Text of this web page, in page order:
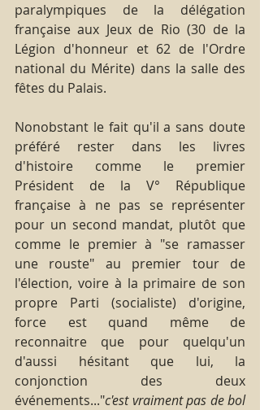
paralympiques de la délégation
française aux Jeux de Rio (30 de la
Légion d'honneur et 62 de l'Ordre
national du Mérite) dans la salle des
fêtes du Palais.
Nonobstant le fait qu'il a sans doute
préféré rester dans les livres
d'histoire comme le premier
Président de la V° République
française à ne pas se représenter
pour un second mandat, plutôt que
comme le premier à "se ramasser
une rouste" au premier tour de
l'élection, voire à la primaire de son
propre Parti (socialiste) d'origine,
force est quand même de
reconnaitre que pour quelqu'un
d'aussi hésitant que lui, la
conjonction des deux
événements..."c'est vraiment pas de bol